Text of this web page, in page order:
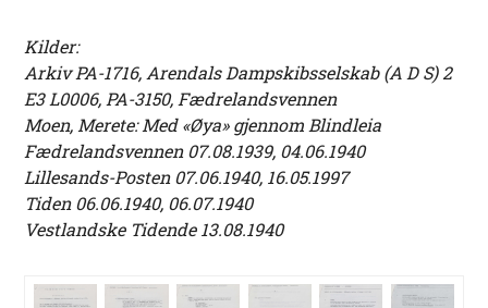
Kilder:
Arkiv PA-1716, Arendals Dampskibsselskab (A D S) 2
E3 L0006, PA-3150, Fædrelandsvennen
Moen, Merete: Med «Øya» gjennom Blindleia
Fædrelandsvennen 07.08.1939, 04.06.1940
Lillesands-Posten 07.06.1940, 16.05.1997
Tiden 06.06.1940, 06.07.1940
Vestlandske Tidende 13.08.1940